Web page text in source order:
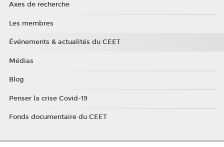
Axes de recherche
Les membres
Événements & actualités du CEET
Médias
Blog
Penser la crise Covid-19
Fonds documentaire du CEET